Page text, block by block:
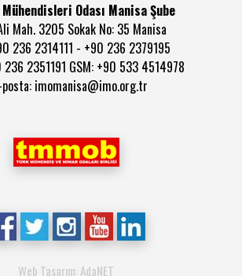
Odası Manisa Şube
Mah. 3205 Sokak No: 35 Manisa
236 2314111 - +90 236 2379195
236 2351191 GSM: +90 533 4514978
imomanisa@imo.org.tr
Web Tasarım: AdaNET